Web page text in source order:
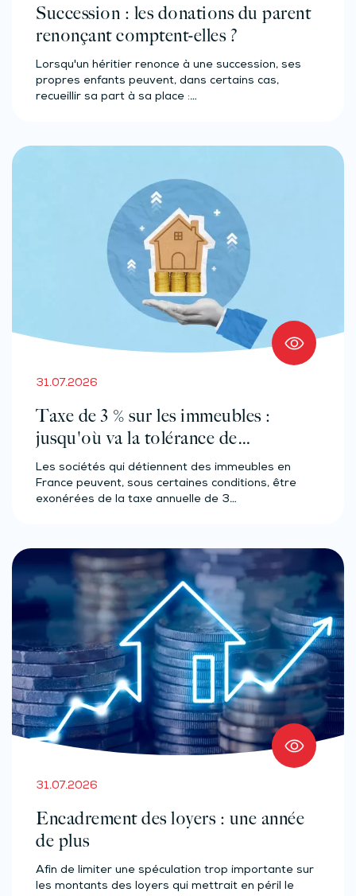
Succession : les donations du parent
renonçant comptent-elles ?
Lorsqu'un héritier renonce à une succession, ses
propres enfants peuvent, dans certains cas,
recueillir sa part à sa place :…
31.07.2026
Taxe de 3 % sur les immeubles :
jusqu'où va la tolérance de
l'administration ?
Les sociétés qui détiennent des immeubles en
France peuvent, sous certaines conditions, être
exonérées de la taxe annuelle de 3…
31.07.2026
Encadrement des loyers : une année
de plus
Afin de limiter une spéculation trop importante sur
les montants des loyers qui mettrait en péril le